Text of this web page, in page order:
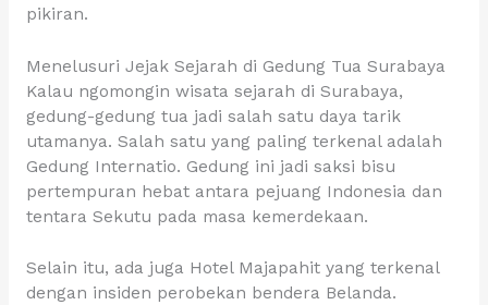
pikiran.
Menelusuri Jejak Sejarah di Gedung Tua Surabaya
Kalau ngomongin wisata sejarah di Surabaya,
gedung-gedung tua jadi salah satu daya tarik
utamanya. Salah satu yang paling terkenal adalah
Gedung Internatio. Gedung ini jadi saksi bisu
pertempuran hebat antara pejuang Indonesia dan
tentara Sekutu pada masa kemerdekaan.
Selain itu, ada juga Hotel Majapahit yang terkenal
dengan insiden perobekan bendera Belanda.